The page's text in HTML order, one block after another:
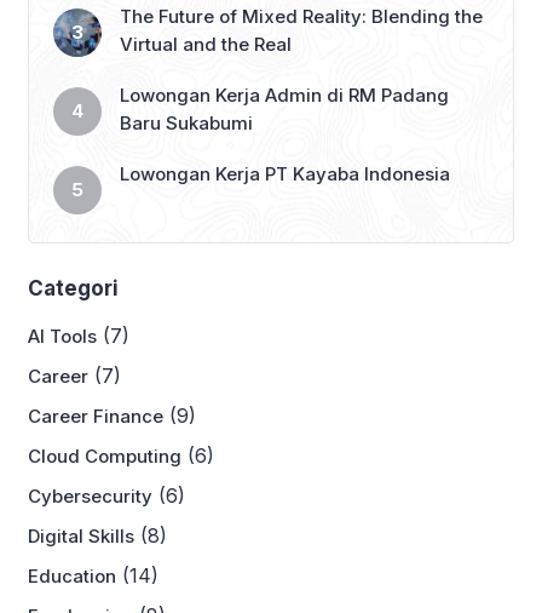
The Future of Mixed Reality: Blending the
Virtual and the Real
Lowongan Kerja Admin di RM Padang
Baru Sukabumi
Lowongan Kerja PT Kayaba Indonesia
Categori
AI Tools (7)
Career (7)
Career Finance (9)
Cloud Computing (6)
Cybersecurity (6)
Digital Skills (8)
Education (14)